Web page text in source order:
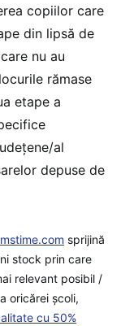
copiilor care
din lipsă de
nu au
rămase
etape a
al
depuse de
sprijină
stock prin care
relevant posibil /
oricărei școli,
cu 50%